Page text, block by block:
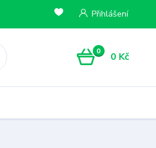
Přihlášení
0 0 Kč